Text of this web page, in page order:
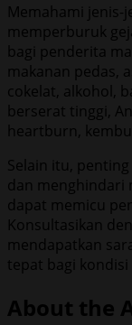
Memahami jenis-
memperburuk
bagi penderita
makanan pedas,
cokelat, alkohol,
berserat tinggi,
heartburn,
Selain itu,
dan menghindari
dapat memicu
Konsultasikan
mendapatkan
tepat bagi
About the